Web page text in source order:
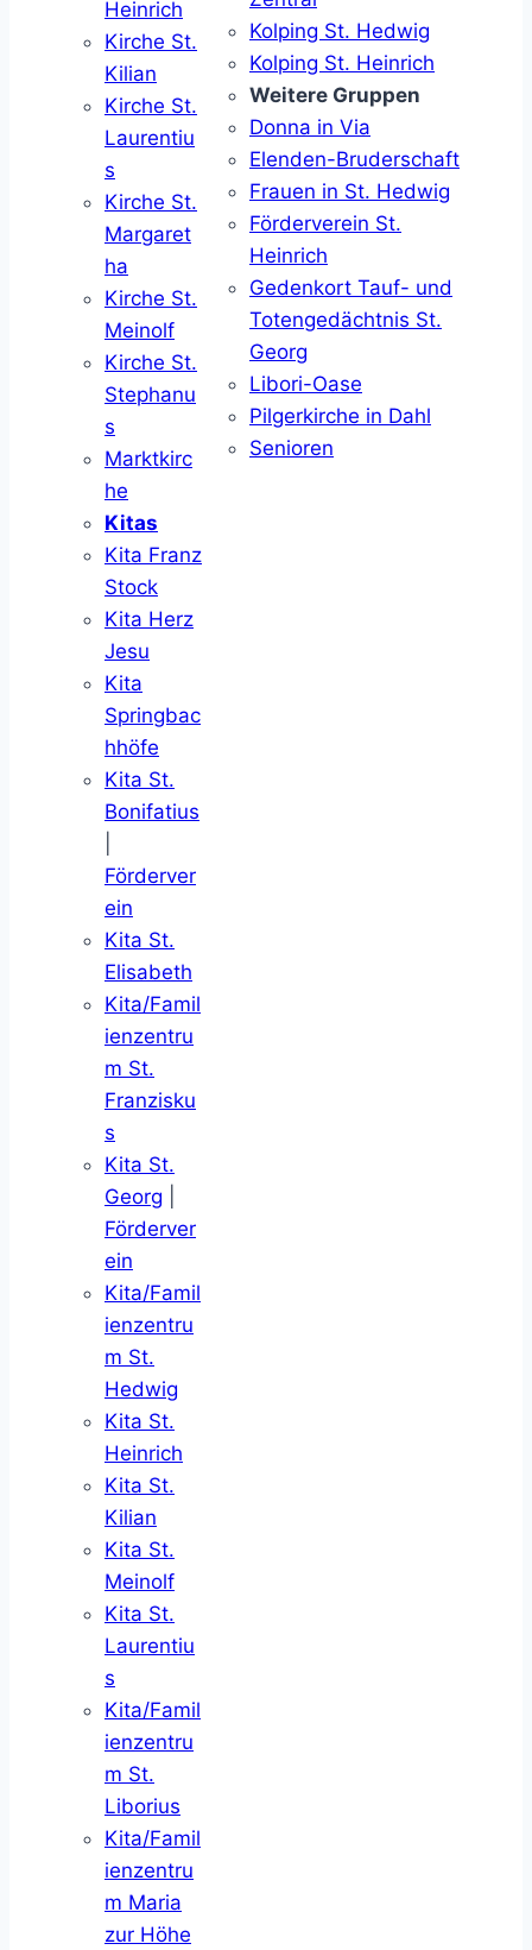
Heinrich
Kirche St.
Kilian
Kirche St.
Laurentiu
s
Kirche St.
Margaret
ha
Kirche St.
Meinolf
Kirche St.
Stephanu
s
Marktkirc
he
Kitas
Kita Franz
Stock
Kita Herz
Jesu
Kita
Springbac
hhöfe
Kita St.
Bonifatius
Förderver
ein
Kita St.
Elisabeth
Kita/Famil
ienzentru
m St.
Franzisku
s
Kita St.
Georg
Förderver
ein
Kita/Famil
ienzentru
m St.
Hedwig
Kita St.
Heinrich
Kita St.
Kilian
Kita St.
Meinolf
Kita St.
Laurentiu
s
Kita/Famil
ienzentru
m St.
Liborius
Kita/Famil
ienzentru
m Maria
zur Höhe
Kolping St. Hedwig
Kolping St. Heinrich
Weitere Gruppen
Donna in Via
Elenden-Bruderschaft
Frauen in St. Hedwig
Förderverein St.
Heinrich
Gedenkort Tauf- und
Totengedächtnis St.
Georg
Libori-Oase
Pilgerkirche in Dahl
Senioren